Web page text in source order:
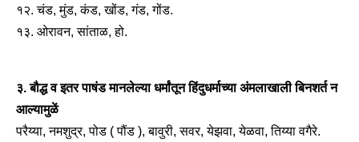
१२. चंड, मुंड, कंड, खोंड, गंड, गोंड.
१३. ओरावन, सांताळ, हो.
३. बौद्ध व इतर पाषंड मानलेल्या धर्मांतून हिंदुधर्माच्या अंमलाखाली बिनशर्त न
आल्यामुळें
परैय्या, नमशुद्र, पोड ( पौंड ), बावुरी, सवर, येझवा, येळवा, तिय्या वगैरे.